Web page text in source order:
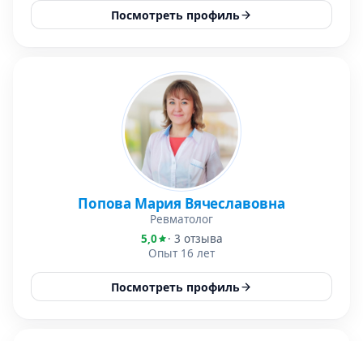
Посмотреть профиль
Попова Мария Вячеславовна
Ревматолог
5,0
· 3 отзыва
Опыт 16 лет
Посмотреть профиль